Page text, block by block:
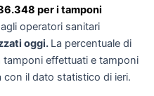
per i tamponi
operatori sanitari
oggi. La percentuale di
effettuati e tamponi
con il dato statistico di ieri.